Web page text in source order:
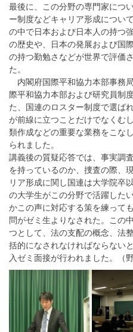
最後に、この分野の専門家につ
ー制度などキャリア形成につい
の中で日本および日本人の持つ
の歴史や、日本の発展および国
の持つ勤勉さなどが世界で評価
た。
内閣府国際平和協力本部事務
際平和協力本部および研究員制
た、国連のロスター制度で選ば
が前線に立つことだけでなくむ
類作成などの重要な業務をこな
られました。
講義後の質疑応答では、事実調
を持っているのか、捜査の際、
リア形成に関し国連は大学院卒
の大学生がこの分野で活躍した
かこの声に対応する策を練って
問がゼミ生よりなされた。この
つとして、法の支配の概念、法
括的になされなければならない
入ゼミ面接が行われました。（野